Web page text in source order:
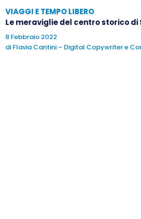
consideriamo che alcuni giochi sono a
da aprile a ottobre.
VIAGGI E TEMPO LIBERO
Le meraviglie del centro storico di
8 Febbraio 2022
di Flavia Cantini – Digital Copywriter e